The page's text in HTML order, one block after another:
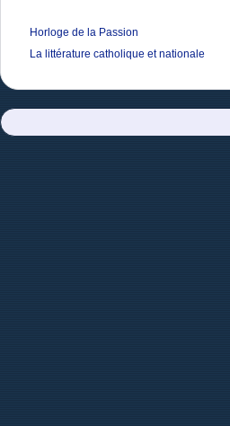
Horloge de la Passion
La littérature catholique et nationale